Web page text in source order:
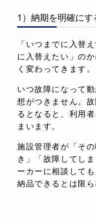
1）納期を明確にす
「いつまでに入替
に入替えたい」の
く変わってきます。
いつ故障になって
想がつきません。
るとなると、利用
まいます。
施設管理者が「そ
き」「故障してし
ーカーに相談して
納品できるとは限ら